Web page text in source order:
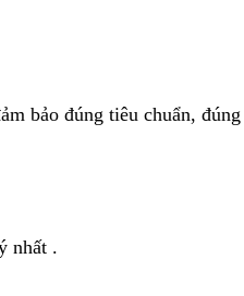
bảo đúng tiêu chuẩn,
nhất .